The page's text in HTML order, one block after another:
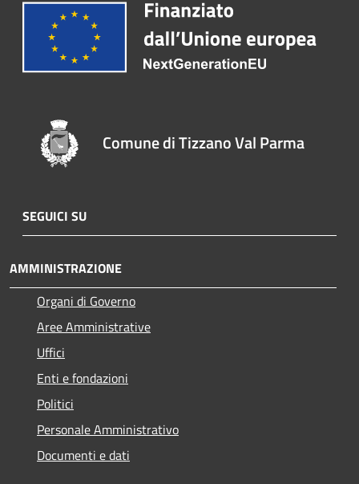
Comune di Tizzano Val Parma
SEGUICI SU
AMMINISTRAZIONE
Organi di Governo
Aree Amministrative
Uffici
Enti e fondazioni
Politici
Personale Amministrativo
Documenti e dati